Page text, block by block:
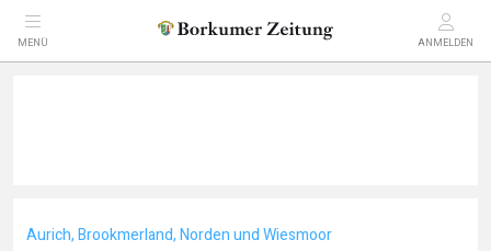
MENÜ ANMELDEN
Aurich, Brookmerland, Norden und Wiesmoor